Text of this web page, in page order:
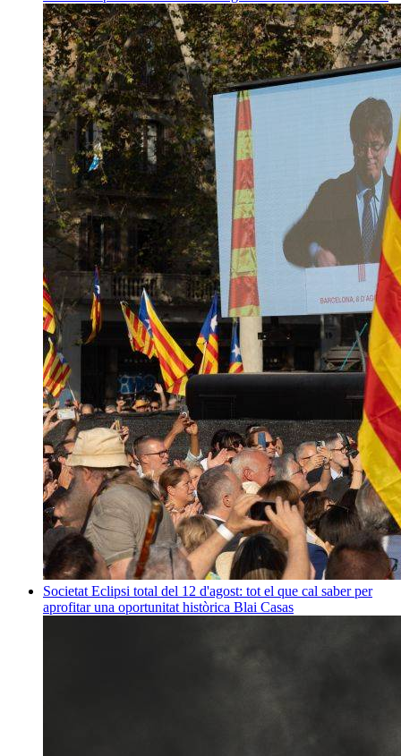
Societat Eclipsi total del 12 d'agost: tot el que cal saber per
aprofitar una oportunitat històrica Blai Casas